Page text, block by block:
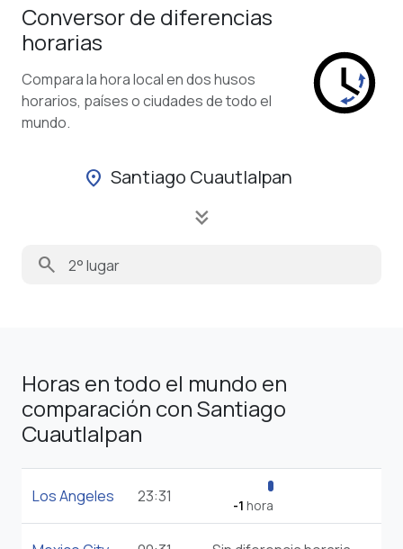
Conversor de diferencias
horarias
Compara la hora local en dos husos
horarios, países o ciudades de todo el
mundo.
location_on Santiago Cuautlalpan
keyboard_double_arrow_down
search
Horas en todo el mundo en
comparación con Santiago
Cuautlalpan
Los Angeles 23:31 -1 hora